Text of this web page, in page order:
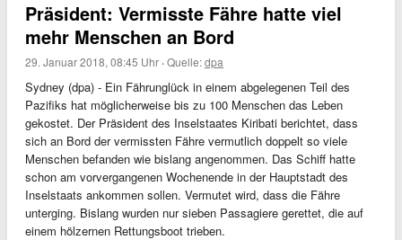
Präsident: Vermisste Fähre hatte viel
mehr Menschen an Bord
29. Januar 2018, 08:45 Uhr ·Quelle:dpa
Sydney (dpa) - Ein Fährunglück in einem abgelegenen Teil des
Pazifiks hat möglicherweise bis zu 100 Menschen das Leben
gekostet. Der Präsident des Inselstaates Kiribati berichtet, dass
sich an Bord der vermissten Fähre vermutlich doppelt so viele
Menschen befanden wie bislang angenommen. Das Schiff hatte
schon am vorvergangenen Wochenende in der Hauptstadt des
Inselstaats ankommen sollen. Vermutet wird, dass die Fähre
unterging. Bislang wurden nur sieben Passagiere gerettet, die auf
einem hölzernen Rettungsboot trieben.